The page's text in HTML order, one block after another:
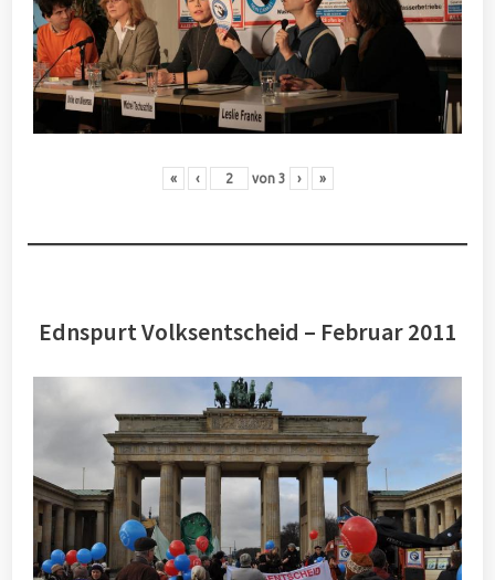
« ‹ von 3 › »
Ednspurt Volksentscheid – Februar 2011